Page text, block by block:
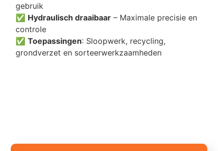
gebruik
✅ Hydraulisch draaibaar – Maximale precisie en
controle
✅Toepassingen: Sloopwerk, recycling,
grondverzet en sorteerwerkzaamheden